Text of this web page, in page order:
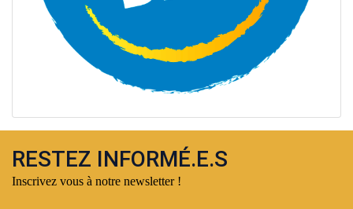
RESTEZ INFORMÉ.E.S
Inscrivez vous à notre newsletter !